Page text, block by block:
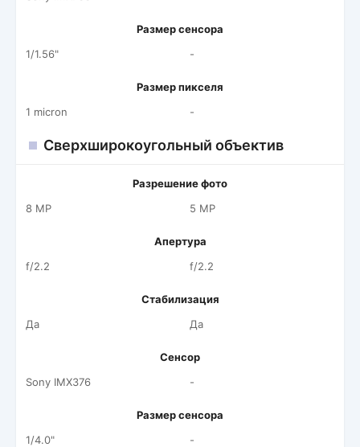
Размер сенсора
1/1.56"
-
Размер пикселя
1 micron
-
Сверхширокоугольный объектив
Разрешение фото
8 MP
5 MP
Апертура
f/2.2
f/2.2
Стабилизация
Да
Да
Сенсор
Sony IMX376
-
Размер сенсора
1/4.0"
-